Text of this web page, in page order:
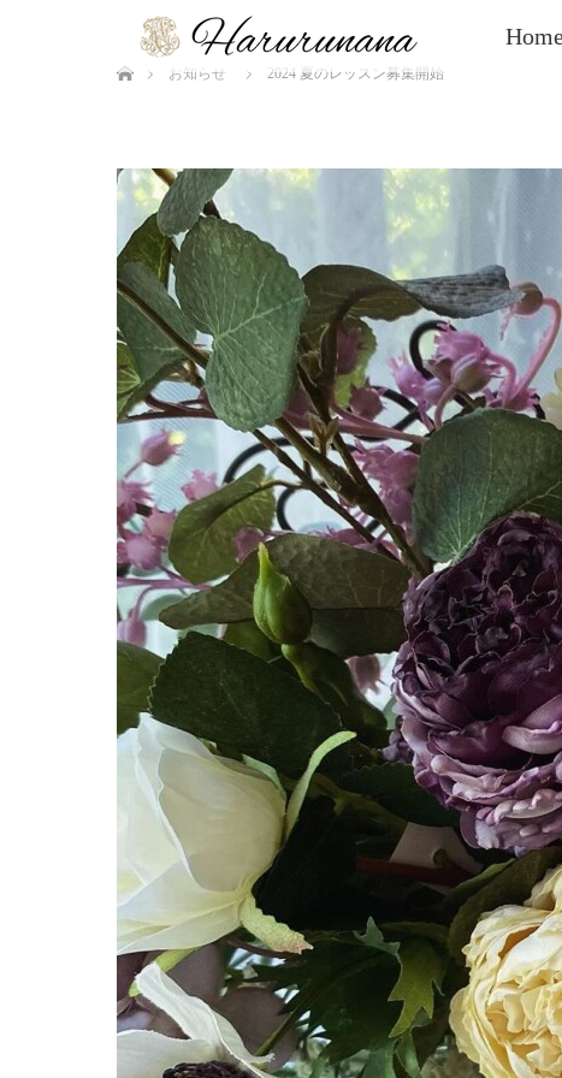
ホーム
お知らせ
2024 夏のレッスン募集開始